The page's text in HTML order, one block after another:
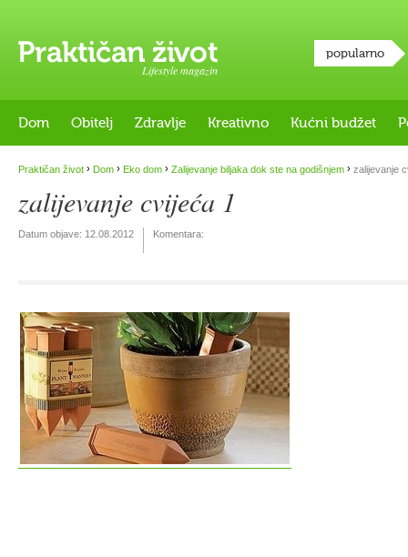
Lifestyle magazin
popularno
Dom Obitelj Zdravlje Kreativno Kućni budžet
Praktičan život › Dom › Eko dom › Zalijevanje biljaka dok ste na godišnjem › zalijevanje
zalijevanje cvijeća 1
Datum objave: 12.08.2012 Komentara: